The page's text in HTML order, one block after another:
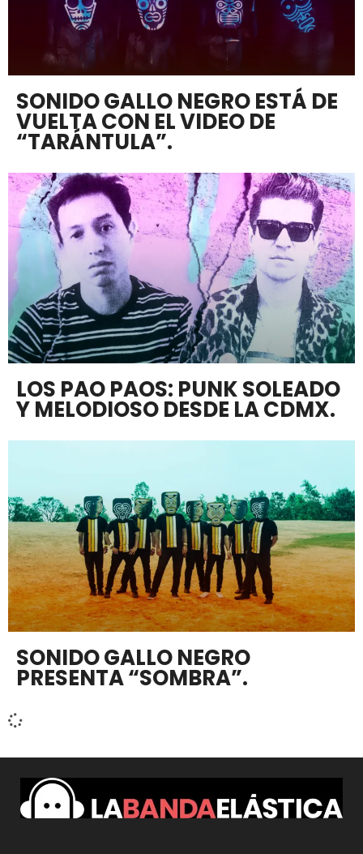
SONIDO GALLO NEGRO ESTÁ DE
VUELTA CON EL VIDEO DE
“TARÁNTULA”.
LOS PAO PAOS: PUNK SOLEADO
Y MELODIOSO DESDE LA CDMX.
SONIDO GALLO NEGRO
PRESENTA “SOMBRA”.